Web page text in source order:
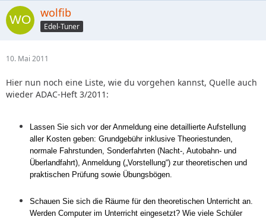
wolfib
Edel-Tuner
10. Mai 2011
Hier nun noch eine Liste, wie du vorgehen kannst, Quelle auch
wieder ADAC-Heft 3/2011:
Lassen Sie sich vor der Anmeldung eine detaillierte Aufstellung
aller Kosten geben: Grundgebühr inklusive Theoriestunden,
normale Fahrstunden, Sonderfahrten (Nacht-, Autobahn- und
Überlandfahrt), Anmeldung („Vorstellung“) zur theoretischen und
praktischen Prüfung sowie Übungsbögen.
Schauen Sie sich die Räume für den theoretischen Unterricht an.
Werden Computer im Unterricht eingesetzt? Wie viele Schüler